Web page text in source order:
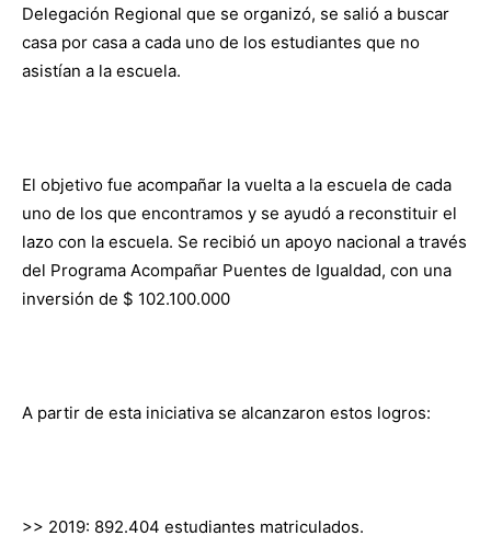
Delegación Regional que se organizó, se salió a buscar
casa por casa a cada uno de los estudiantes que no
asistían a la escuela.
El objetivo fue acompañar la vuelta a la escuela de cada
uno de los que encontramos y se ayudó a reconstituir el
lazo con la escuela. Se recibió un apoyo nacional a través
del Programa Acompañar Puentes de Igualdad, con una
inversión de $ 102.100.000
A partir de esta iniciativa se alcanzaron estos logros:
>> 2019: 892.404 estudiantes matriculados.